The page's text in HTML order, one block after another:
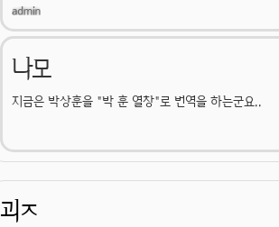
나모
지금은 박상훈을 "박 훈 열창"로 번역을 하는군요..
괴ㅈ